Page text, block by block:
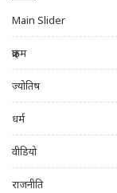
Main Slider
क्राइम
ज्योतिष
धर्म
वीडियो
राजनीति